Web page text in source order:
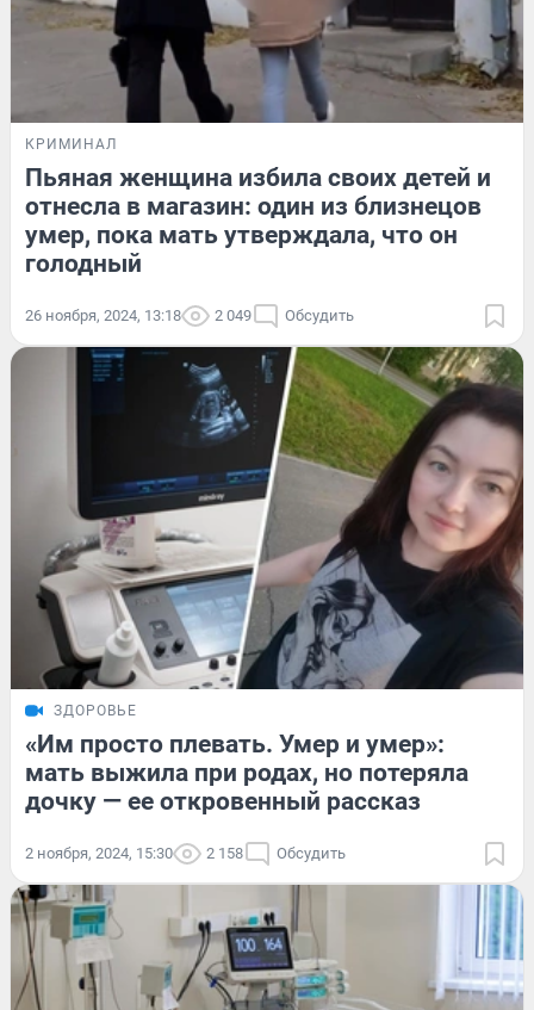
КРИМИНАЛ
Пьяная женщина избила своих детей и
отнесла в магазин: один из близнецов
умер, пока мать утверждала, что он
голодный
26 ноября, 2024, 13:18 2 049 Обсудить
ЗДОРОВЬЕ
«Им просто плевать. Умер и умер»:
мать выжила при родах, но потеряла
дочку — ее откровенный рассказ
2 ноября, 2024, 15:30 2 158 Обсудить